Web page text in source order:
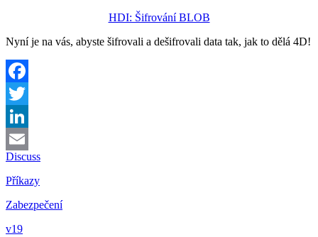
HDI: Šifrování BLOB
Nyní je na vás, abyste šifrovali a dešifrovali data tak, jak to dělá 4D!
Facebook
Twitter
LinkedIn
Email
Discuss
Příkazy
Zabezpečení
v19